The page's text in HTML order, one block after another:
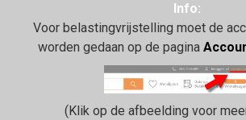
Info:
Voor belastingvrijstelling moet de
worden gedaan op de pagina
(Klik op de afbeelding voor